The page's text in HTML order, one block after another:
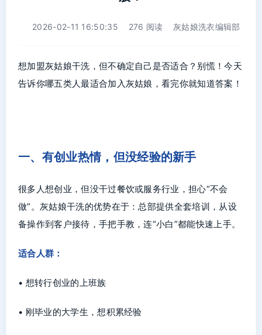
2026-02-11 16:50:35 276 阅读 灰姑娘洗衣编辑部
想加盟灰姑娘干洗，但不确定自己是否适合？别慌！今天
告诉你哪五类人最适合加入灰姑娘，看完你就知道答案！
一、有创业热情，但没经验的新手
很多人想创业，但没干过餐饮或服务行业，担心“不会
做”。灰姑娘干洗的优势在于：总部提供全套培训，从设
备操作到客户接待，手把手教，连“小白”都能快速上手。
适合人群：
• 想转行创业的上班族
• 刚毕业的大学生，想积累经验